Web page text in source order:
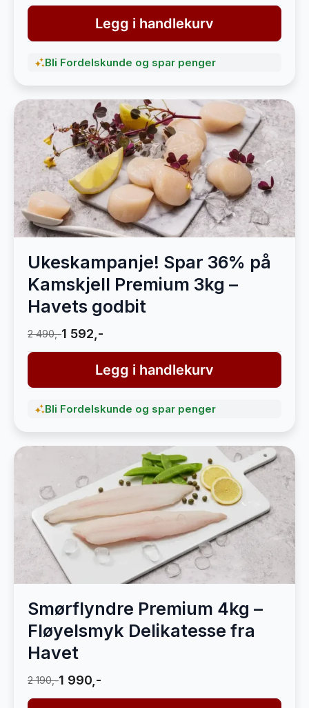
Legg i handlekurv
Bli Fordelskunde og spar penger
Ukeskampanje! Spar 36% på
Kamskjell Premium 3kg –
Havets godbit
2 490,-1 592,-
Legg i handlekurv
Bli Fordelskunde og spar penger
Smørflyndre Premium 4kg –
Fløyelsmyk Delikatesse fra
Havet
2 190,-1 990,-